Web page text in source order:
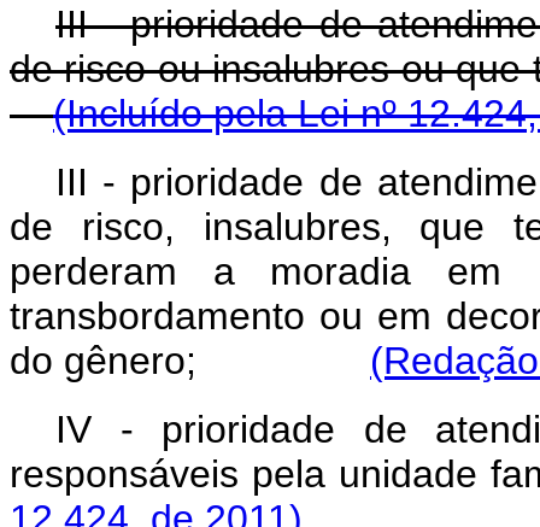
III - prioridade de
de risco ou insalubres ou
(Incluído pela Lei nº
III - prioridade de
de risco, insalubres, que
perderam a moradia em
transbordamento ou em
do gênero;
IV - prioridade de
responsáveis pela unidade
12.424, de 2011)